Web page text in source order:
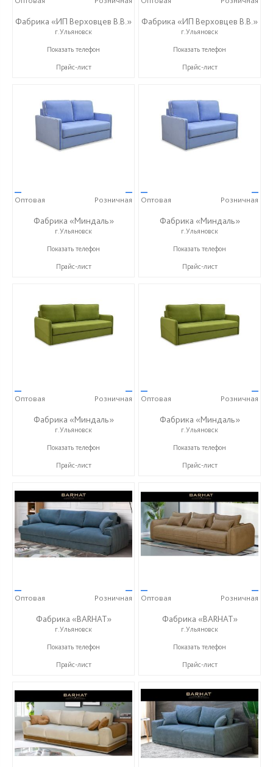
Фабрика «ИП Верховцев В.В.»
г.Ульяновск
8-987-637-27-82
Показать телефон
Прайс-лист
Фабрика «ИП Верховцев В.В.»
г.Ульяновск
8-987-637-27-82
Показать телефон
Прайс-лист
—
Оптовая
—
Розничная
Фабрика «Миндаль»
г.Ульяновск
+7 (927) 630-62-82
Показать телефон
Прайс-лист
—
Оптовая
—
Розничная
Фабрика «Миндаль»
г.Ульяновск
+7 (927) 630-62-82
Показать телефон
Прайс-лист
—
Оптовая
—
Розничная
Фабрика «Миндаль»
г.Ульяновск
+7 (927) 630-62-82
Показать телефон
Прайс-лист
—
Оптовая
—
Розничная
Фабрика «Миндаль»
г.Ульяновск
+7 (927) 630-62-82
Показать телефон
Прайс-лист
—
Оптовая
—
Розничная
Фабрика «BARHAT»
г.Ульяновск
+7 (996) 219-29-77
Показать телефон
Прайс-лист
—
Оптовая
—
Розничная
Фабрика «BARHAT»
г.Ульяновск
+7 (996) 219-29-77
Показать телефон
Прайс-лист